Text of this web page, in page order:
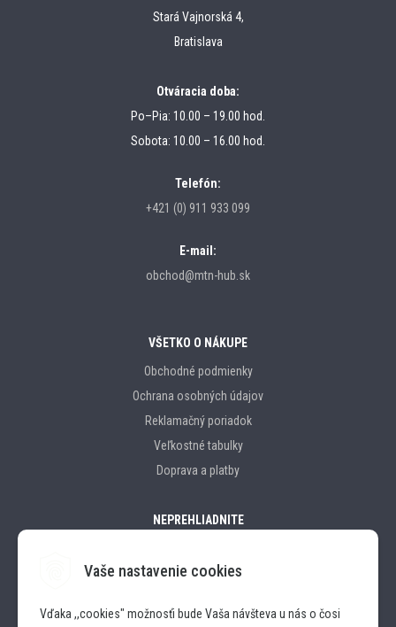
Vaše nastavenie cookies
Vďaka ,,cookies" možnosťi bude Vaša návšteva u nás o čosi
Stará Vajnorská 4,
Bratislava
Otváracia doba:
Po–Pia: 10.00 – 19.00 hod.
Sobota: 10.00 – 16.00 hod.
Telefón:
+421 (0) 911 933 099
E-mail:
obchod@mtn-hub.sk
VŠETKO O NÁKUPE
Obchodné podmienky
Ochrana osobných údajov
Reklamačný poriadok
Veľkostné tabulky
Doprava a platby
NEPREHLIADNITE